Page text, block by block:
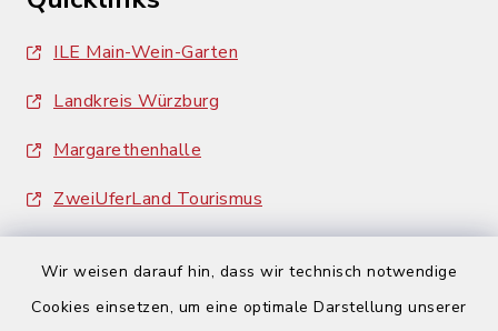
Wir weisen darauf hin, dass wir technisch notwendige
Cookies einsetzen, um eine optimale Darstellung unserer
ILE Main-Wein-Garten
Landkreis Würzburg
Margarethenhalle
ZweiUferLand Tourismus